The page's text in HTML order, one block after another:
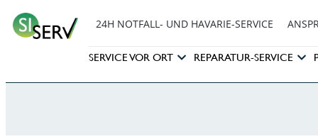
24H NOTFALL- UND HAVARIE-SERVICE
SERVICE VOR ORT REPARATUR-SERVICE